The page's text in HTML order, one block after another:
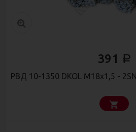
391 Р
РВД 10-1350 DKOL М18х1,5 - 2SN